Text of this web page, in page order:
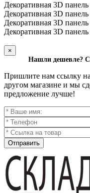
Декоративная 3D
Декоративная 3D
Декоративная 3D
Декоративная 3D
×
Нашли дешевле?
Пришлите нам ссылку на
другом магазине и мы
предложение лучше!
Отправить